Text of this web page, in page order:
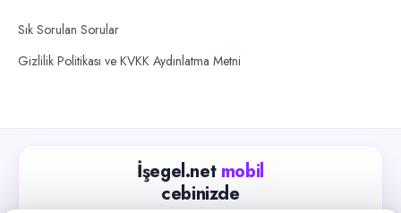
Sık Sorulan Sorular
Gizlilik Politikası ve KVKK Aydınlatma Metni
İşegel.net mobil
cebinizde